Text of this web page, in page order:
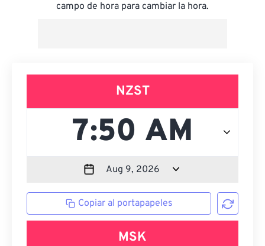
campo de hora para cambiar la hora.
NZST
Copiar al portapapeles
MSK